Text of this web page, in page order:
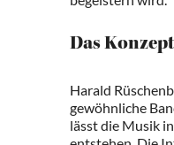
Das
Harald
gewöhnliche
lässt die Musik